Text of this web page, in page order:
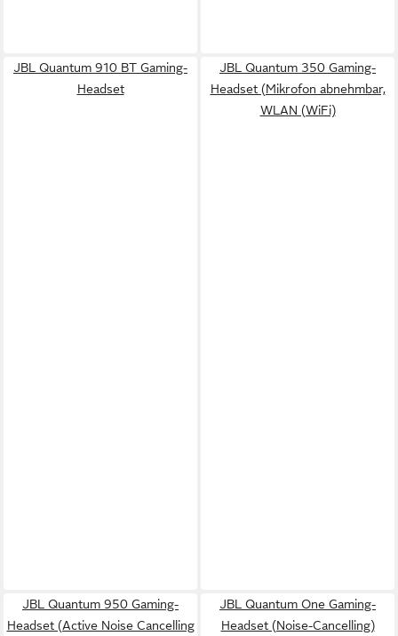
JBL Quantum 910 BT Gaming-
Headset
JBL Quantum 350 Gaming-
Headset (Mikrofon abnehmbar,
WLAN (WiFi)
JBL Quantum 950 Gaming-
Headset (Active Noise Cancelling
JBL Quantum One Gaming-
Headset (Noise-Cancelling)